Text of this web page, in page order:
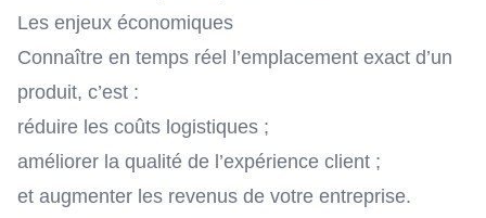
Les enjeux économiques
Connaître en temps réel l’emplacement exact d’un
produit, c’est :
réduire les coûts logistiques ;
améliorer la qualité de l’expérience client ;
et augmenter les revenus de votre entreprise.